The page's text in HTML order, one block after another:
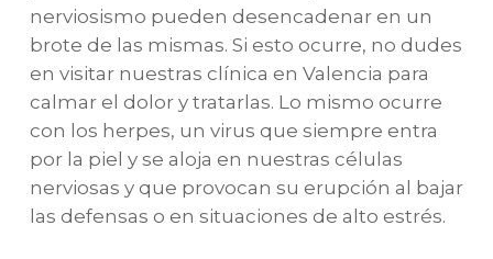
nerviosismo pueden desencadenar en un
brote de las mismas. Si esto ocurre, no dudes
en visitar nuestras clínica en Valencia para
calmar el dolor y tratarlas. Lo mismo ocurre
con los herpes, un virus que siempre entra
por la piel y se aloja en nuestras células
nerviosas y que provocan su erupción al bajar
las defensas o en situaciones de alto estrés.